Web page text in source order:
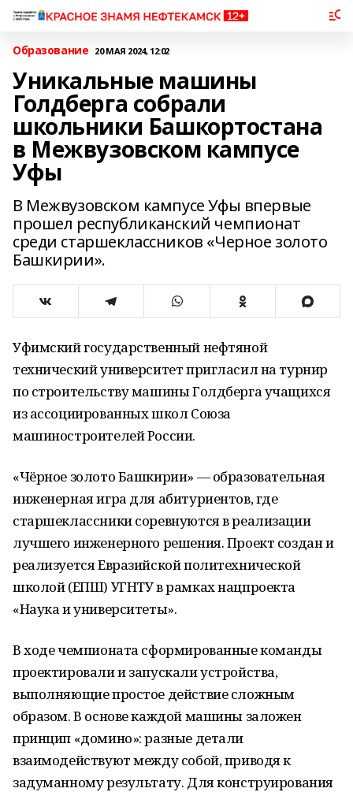
Образование 20 МАЯ 2024, 12:02
Уникальные машины
Голдберга собрали
школьники Башкортостана
в Межвузовском кампусе
Уфы
В Межвузовском кампусе Уфы впервые
прошел республиканский чемпионат
среди старшеклассников «Черное золото
Башкирии».
Уфимский государственный нефтяной
технический университет пригласил на турнир
по строительству машины Голдберга учащихся
из ассоциированных школ Союза
машиностроителей России.
«Чёрное золото Башкирии» — образовательная
инженерная игра для абитуриентов, где
старшеклассники соревнуются в реализации
лучшего инженерного решения. Проект создан и
реализуется Евразийской политехнической
школой (ЕПШ) УГНТУ в рамках нацпроекта
«Наука и университеты».
В ходе чемпионата сформированные команды
проектировали и запускали устройства,
выполняющие простое действие сложным
образом. В основе каждой машины заложен
принцип «домино»: разные детали
взаимодействуют между собой, приводя к
задуманному результату. Для конструирования